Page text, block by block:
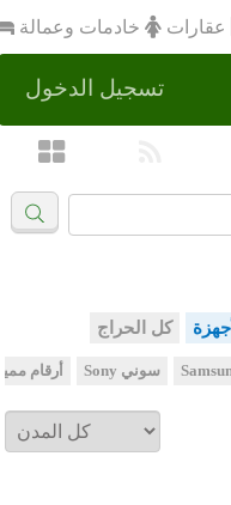
عقارات خادمات وعمالة
تسجيل الدخول
كل الحراج
سوني Sony أرقام